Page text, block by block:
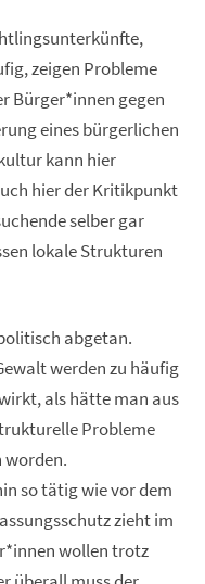
zeigen Probleme
Bürger*innen gegen
eines bürgerlichen
kann hier
hier der Kritikpunkt
selber gar
lokale Strukturen
abgetan.
werden zu häufig
als hätte man aus
Probleme
so tätig wie vor dem
zieht im
wollen trotz